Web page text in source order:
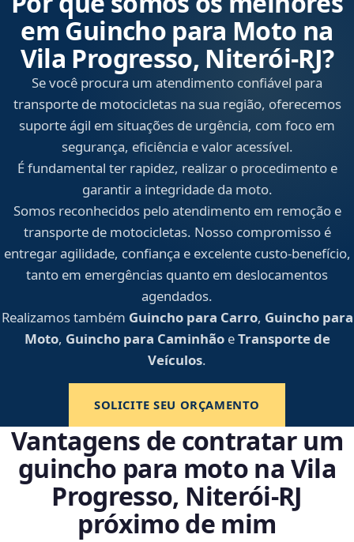
em Guincho para Moto na
Vila Progresso, Niterói‑RJ?
Se você procura um atendimento confiável para
transporte de motocicletas na sua região, oferecemos
suporte ágil em situações de urgência, com foco em
segurança, eficiência e valor acessível.
É fundamental ter rapidez, realizar o procedimento e
garantir a integridade da moto.
Somos reconhecidos pelo atendimento em remoção e
transporte de motocicletas. Nosso compromisso é
entregar agilidade, confiança e excelente custo-benefício,
tanto em emergências quanto em deslocamentos
agendados.
Realizamos também Guincho para Carro, Guincho para
Moto, Guincho para CaminhãoeTransporte de
Veículos.
SOLICITE SEU ORÇAMENTO
Vantagens de contratar um
guincho para moto na Vila
Progresso, Niterói‑RJ
próximo de mim